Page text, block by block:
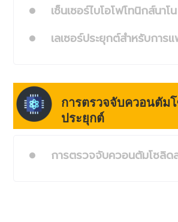
เซ็นเซอร์ไบโอโฟโทนิกส์นาโน
เลเซอร์ประยุกต์สำหรับการ
การตรวจจับควอนตัม
ประยุกต์
การตรวจจับควอนตัมโซลิด